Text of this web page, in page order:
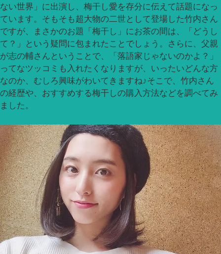
ない世界」に出演し、梅干し愛を存分に伝えて話題になっ
ています。そもそも超大物の二世として登場した竹内さん
ですが、まさかのお題「梅干し」にお茶の間は、「どうし
て？」という疑問に包まれたことでしょう。さらに、父親
が志の輔さんということで、「落語家じゃないのかよ？」
ってなツッコミも入れたくなりますが、いったいどんな方
なのか、むしろ興味がわいてきますね♪そこで、竹内さん
の経歴や、おすすめする梅干しの購入方法などを調べてみ
ました。